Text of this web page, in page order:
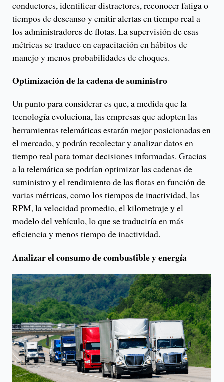
conductores, identificar distractores, reconocer fatiga o
tiempos de descanso y emitir alertas en tiempo real a
los administradores de flotas. La supervisión de esas
métricas se traduce en capacitación en hábitos de
manejo y menos probabilidades de choques.
Optimización de la cadena de suministro
Un punto para considerar es que, a medida que la
tecnología evoluciona, las empresas que adopten las
herramientas telemáticas estarán mejor posicionadas en
el mercado, y podrán recolectar y analizar datos en
tiempo real para tomar decisiones informadas. Gracias
a la telemática se podrían optimizar las cadenas de
suministro y el rendimiento de las flotas en función de
varias métricas, como los tiempos de inactividad, las
RPM, la velocidad promedio, el kilometraje y el
modelo del vehículo, lo que se traduciría en más
eficiencia y menos tiempo de inactividad.
Analizar el consumo de combustible y energía